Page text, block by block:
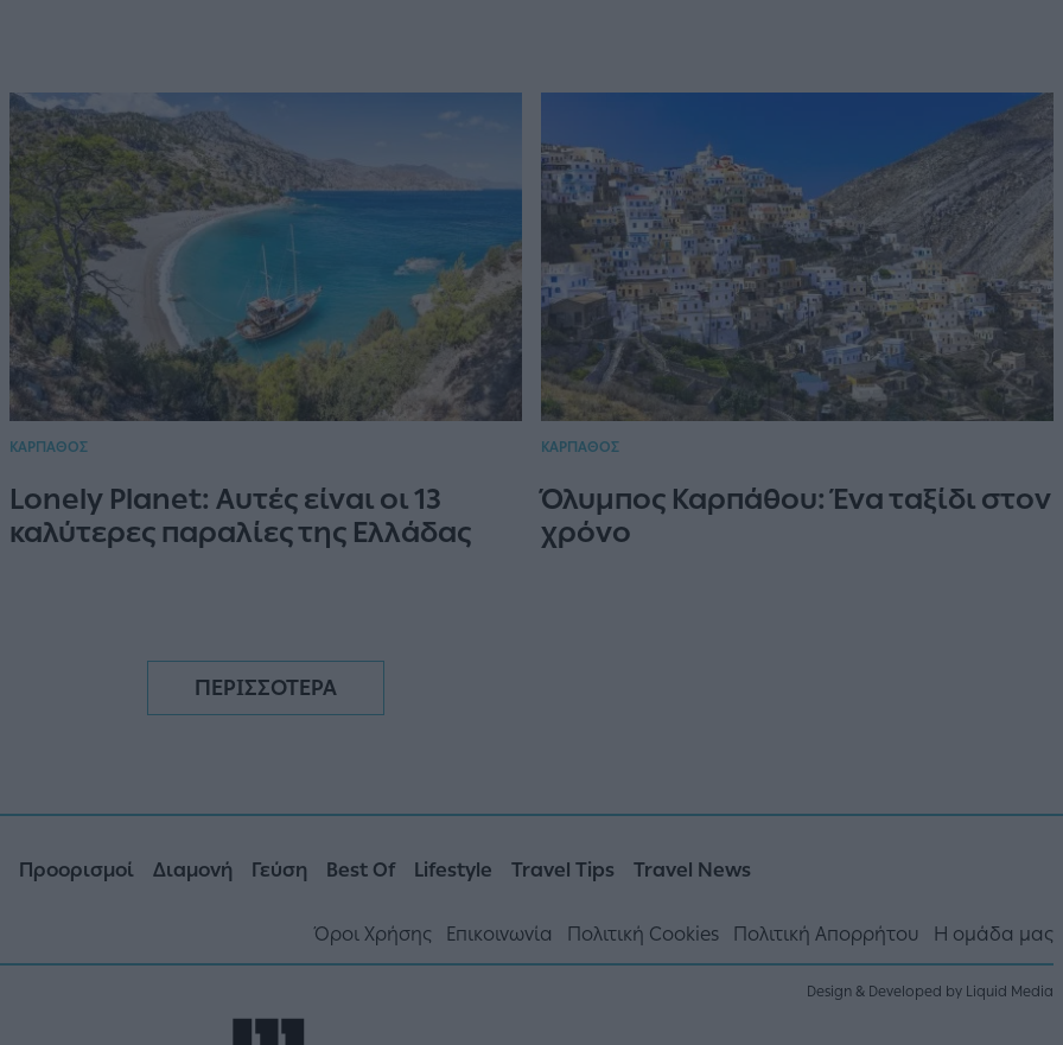
ΚΑΡΠΑΘΟΣ
Lonely Planet: Αυτές είναι οι 13
καλύτερες παραλίες της Ελλάδας
ΚΑΡΠΑΘΟΣ
Όλυμπος Καρπάθου: Ένα ταξίδι στον
χρόνο
ΠΕΡΙΣΣΟΤΕΡΑ
Προορισμοί Διαμονή Γεύση Best Of Lifestyle Travel Tips Travel News
Όροι Χρήσης Επικοινωνία Πολιτική Cookies Πολιτική Απορρήτου Η ομάδα μας
Design & Developed by Liquid Media